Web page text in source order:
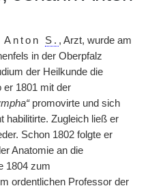
Anton S. , Arzt, wurde am
in der Oberpfalz
der Heilkunde die
er 1801 mit der
promovirte und sich
habilitirte. Zugleich ließ er
Schon 1802 folgte er
Anatomie an die
1804 zum
ordentlichen Professor der